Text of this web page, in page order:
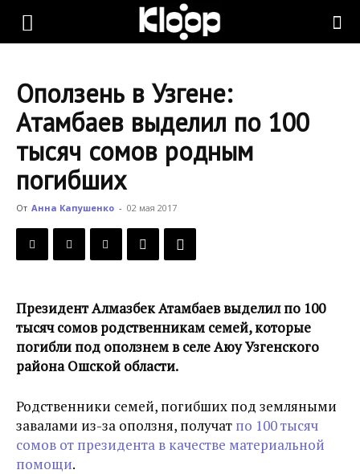
KLOOP.KG
Новости
Кыргызстана
Оползень в Узгене:
Атамбаев выделил по 100
тысяч сомов родным
погибших
От Анна Капушенко - 02 мая 2017
Президент Алмазбек Атамбаев выделил по 100
тысяч сомов родственникам семей, которые
погибли под оползнем в селе Аюу Узгенского
района Ошской области.
Родственники семей, погибших под земляными
завалами из-за оползня, получат по 100 тысяч
сомов от президента в качестве материальной
помощи.